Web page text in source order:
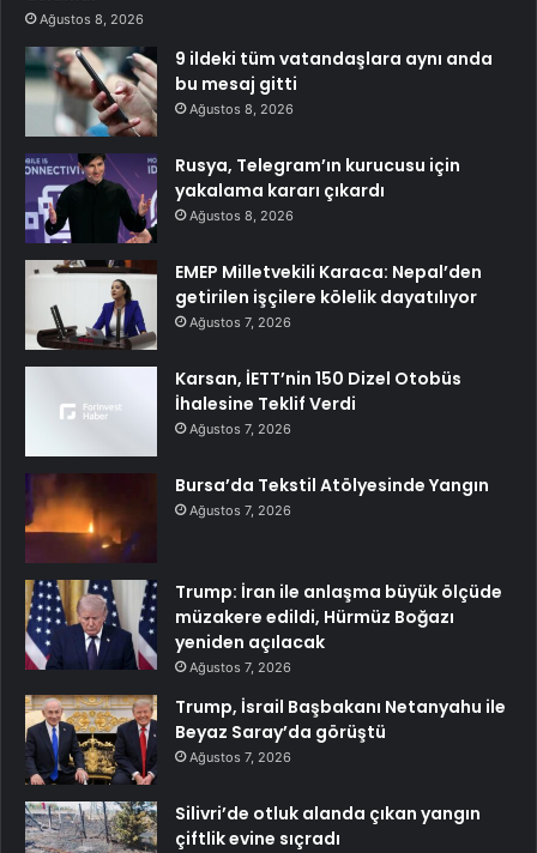
Ağustos 8, 2026
9 ildeki tüm vatandaşlara aynı anda
bu mesaj gitti
Ağustos 8, 2026
Rusya, Telegram’ın kurucusu için
yakalama kararı çıkardı
Ağustos 8, 2026
EMEP Milletvekili Karaca: Nepal’den
getirilen işçilere kölelik dayatılıyor
Ağustos 7, 2026
Karsan, İETT’nin 150 Dizel Otobüs
İhalesine Teklif Verdi
Ağustos 7, 2026
Bursa’da Tekstil Atölyesinde Yangın
Ağustos 7, 2026
Trump: İran ile anlaşma büyük ölçüde
müzakere edildi, Hürmüz Boğazı
yeniden açılacak
Ağustos 7, 2026
Trump, İsrail Başbakanı Netanyahu ile
Beyaz Saray’da görüştü
Ağustos 7, 2026
Silivri’de otluk alanda çıkan yangın
çiftlik evine sıçradı